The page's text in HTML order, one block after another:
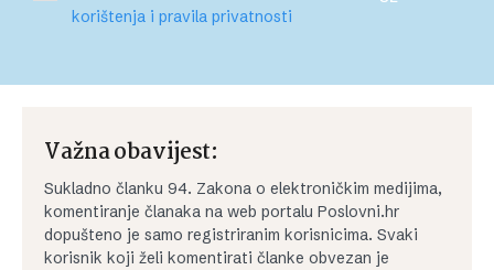
korištenja i pravila privatnosti
Važna obavijest:
Sukladno članku 94. Zakona o elektroničkim medijima,
komentiranje članaka na web portalu Poslovni.hr
dopušteno je samo registriranim korisnicima. Svaki
korisnik koji želi komentirati članke obvezan je